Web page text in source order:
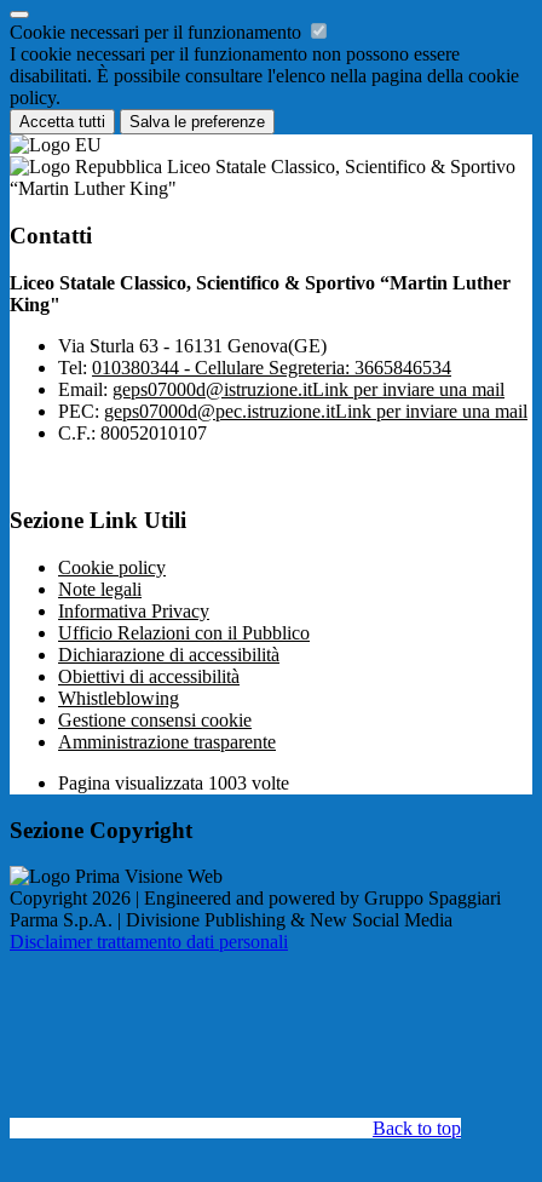
Cookie necessari per il funzionamento
I cookie necessari per il funzionamento non possono essere
disabilitati. È possibile consultare l'elenco nella pagina della cookie
policy.
Accetta tutti Salva le preferenze
Liceo Statale Classico, Scientifico & Sportivo
“Martin Luther King"
Contatti
Liceo Statale Classico, Scientifico & Sportivo “Martin Luther
King"
Via Sturla 63 - 16131 Genova(GE)
Tel: 010380344 - Cellulare Segreteria: 3665846534
Email: geps07000d@istruzione.itLink per inviare una mail
PEC: geps07000d@pec.istruzione.itLink per inviare una mail
C.F.: 80052010107
Sezione Link Utili
Cookie policy
Note legali
Informativa Privacy
Ufficio Relazioni con il Pubblico
Dichiarazione di accessibilità
Obiettivi di accessibilità
Whistleblowing
Gestione consensi cookie
Amministrazione trasparente
Pagina visualizzata 1003 volte
Sezione Copyright
Copyright 2026 | Engineered and powered by Gruppo Spaggiari
Parma S.p.A. | Divisione Publishing & New Social Media
Disclaimer trattamento dati personali
Back to top